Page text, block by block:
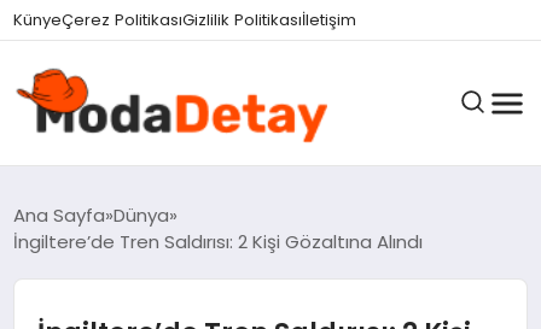
felix markets 360
felix markets yatırım
felix markets pro
felix markets
felix markets app
KünyeÇerez PolitikasıGizlilik Politikasıİletişim
GÜNDEM
Ana Sayfa Dünya
İngiltere’de Tren Saldırısı: 2 Kişi Gözaltına Alındı